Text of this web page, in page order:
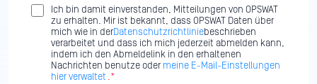
Ich bin damit einverstanden, Mitteilungen von OPSWAT
zu erhalten. Mir ist bekannt, dass OPSWAT Daten über
mich wie in derDatenschutzrichtliniebeschrieben
verarbeitet und dass ich mich jederzeit abmelden kann,
indem ich den Abmeldelink in den erhaltenen
Nachrichten benutze oder meine E-Mail-Einstellungen
hier verwaltet .*